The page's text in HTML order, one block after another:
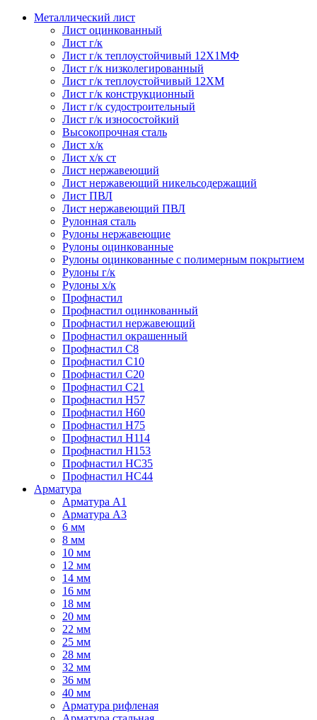
Металлический лист
Лист оцинкованный
Лист г/к
Лист г/к теплоустойчивый 12Х1МФ
Лист г/к низколегированный
Лист г/к теплоустойчивый 12ХМ
Лист г/к конструкционный
Лист г/к судостроительный
Лист г/к износостойкий
Высокопрочная сталь
Лист х/к
Лист х/к ст
Лист нержавеющий
Лист нержавеющий никельсодержащий
Лист ПВЛ
Лист нержавеющий ПВЛ
Рулонная сталь
Рулоны нержавеющие
Рулоны оцинкованные
Рулоны оцинкованные с полимерным покрытием
Рулоны г/к
Рулоны х/к
Профнастил
Профнастил оцинкованный
Профнастил нержавеющий
Профнастил окрашенный
Профнастил С8
Профнастил С10
Профнастил С20
Профнастил С21
Профнастил Н57
Профнастил Н60
Профнастил Н75
Профнастил Н114
Профнастил Н153
Профнастил НС35
Профнастил НС44
Арматура
Арматура А1
Арматура А3
6 мм
8 мм
10 мм
12 мм
14 мм
16 мм
18 мм
20 мм
22 мм
25 мм
28 мм
32 мм
36 мм
40 мм
Арматура рифленая